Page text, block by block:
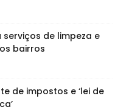
serviços de limpeza e
bairros
de impostos e ‘lei de